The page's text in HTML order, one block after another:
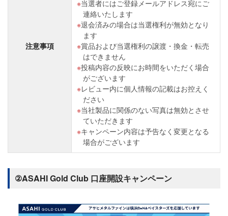
注意事項
当選者にはご登録メールアドレス宛にご
連絡いたします
退会済みの場合は当選権利が無効となり
ます
賞品および当選権利の譲渡・換金・転売
はできません
投稿内容の反映にお時間をいただく場合
がございます
レビュー内に個人情報の記載はお控えく
ださい
当社製品に関係のない写真は無効とさせ
ていただきます
キャンペーン内容は予告なく変更となる
場合がございます
②ASAHI Gold Club 口座開設キャンペーン